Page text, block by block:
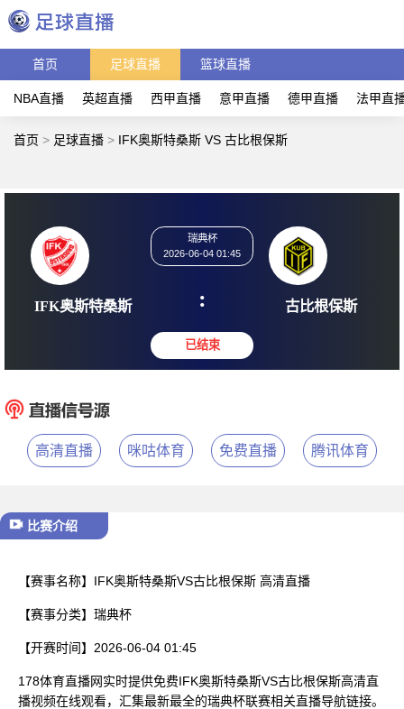
首页 足球直播 篮球直播
NBA直播 英超直播 西甲直播 意甲直播 德甲直播 法甲直
首页 > 足球直播 > IFK奥斯特桑斯 VS 古比根保斯
IFK奥斯特桑斯
2026-06-04 01:45
: 古比
高清直播 咪咕体育 免费直播 腾讯体育
比赛介绍
【赛事名称】 IFK奥斯特桑斯VS古比根保斯 高清直播
【赛事分类】 瑞典杯
【开赛时间】 2026-06-04 01:45
178体育直播网实时提供免费IFK奥斯特桑斯VS古比根保斯高清直
播视频在线观看，汇集最新最全的瑞典杯联赛相关直播导航链接。